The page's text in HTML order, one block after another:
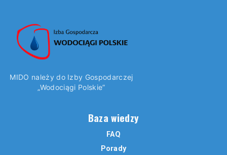
MIDO należy do Izby Gospodarczej
„Wodociągi Polskie”
Baza wiedzy
FAQ
Porady